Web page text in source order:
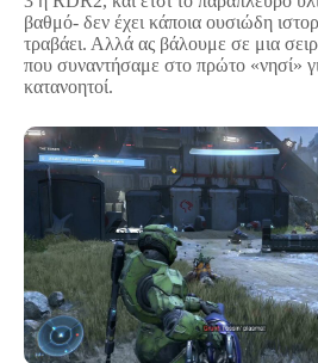
βαθμό- δεν έχει κάποια ουσιώδη
τραβάει. Αλλά ας βάλουμε σε μια
που συναντήσαμε στο πρώτο «νησί»
κατανοητοί.